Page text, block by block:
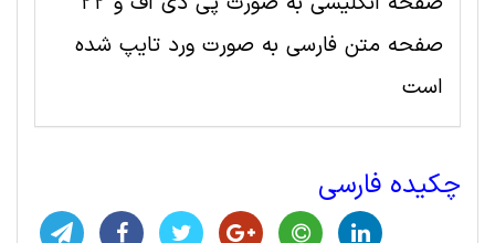
صفحه متن فارسی به صورت ورد تایپ شده
است
چکیده فارسی